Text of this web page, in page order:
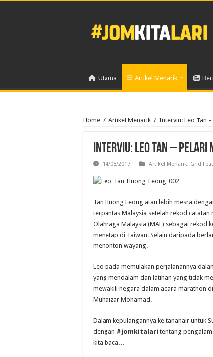
Utama Artikel Menarik
Home / Artikel Menarik / Interviu: Leo Tan
Interviu: Leo Tan –
14/08/2017 Artikel Menarik, Grid
Tan Huong Leong atau lebih mesra
terpantas Malaysia setelah rekod catatan
Olahraga Malaysia (MAF) sebagai rekod
menetap di Taiwan. Selain daripada
menonton wayang.
Leo pada memulakan perjalanannya
yang mendalam dan latihan yang tidak
mewakili negara dalam acara marathon
Muhaizar Mohamad.
Dalam kepulangannya ke tanahair untuk
dengan #jomkitalari tentang
kita baca…